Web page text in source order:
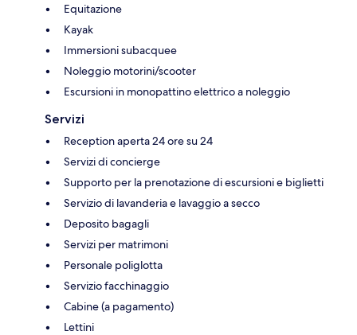
Equitazione
Kayak
Immersioni subacquee
Noleggio motorini/scooter
Escursioni in monopattino elettrico a noleggio
Servizi
Reception aperta 24 ore su 24
Servizi di concierge
Supporto per la prenotazione di escursioni e biglietti
Servizio di lavanderia e lavaggio a secco
Deposito bagagli
Servizi per matrimoni
Personale poliglotta
Servizio facchinaggio
Cabine (a pagamento)
Lettini